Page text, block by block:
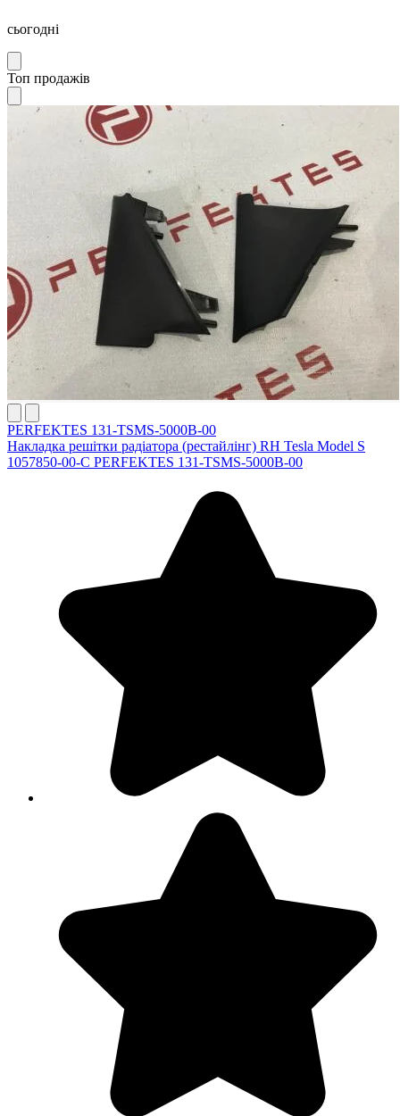
сьогодні
Топ продажів
PERFEKTES 131-TSMS-5000B-00
Накладка решітки радіатора (рестайлінг) RH Tesla Model S
1057850-00-C PERFEKTES 131-TSMS-5000B-00